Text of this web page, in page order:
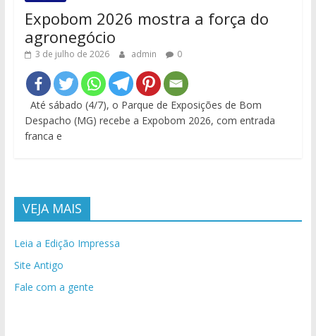
Expobom 2026 mostra a força do
agronegócio
3 de julho de 2026 admin 0
Até sábado (4/7), o Parque de Exposições de Bom
Despacho (MG) recebe a Expobom 2026, com entrada
franca e
VEJA MAIS
Leia a Edição Impressa
Site Antigo
Fale com a gente